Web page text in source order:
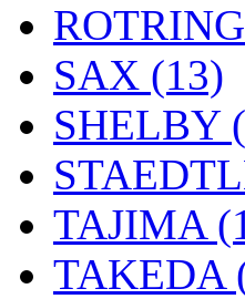
SAX (13)
SHELBY
TAJIMA
TAKEDA